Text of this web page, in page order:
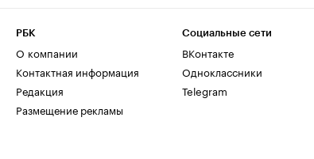
РБК
О компании
Контактная информация
Редакция
Размещение рекламы
Социальные сети
ВКонтакте
Одноклассники
Telegram